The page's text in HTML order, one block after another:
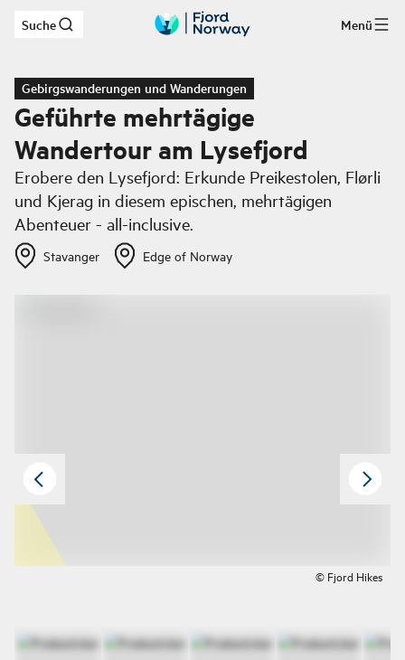
Zum Hauptinhalt
Suche Menü
Gebirgswanderungen und Wanderungen
Geführte mehrtägige
Wandertour am Lysefjord
Erobere den Lysefjord: Erkunde Preikestolen, Flørli
und Kjerag in diesem epischen, mehrtägigen
Abenteuer - all-inclusive.
Stavanger Edge of Norway
© Fjord Hikes